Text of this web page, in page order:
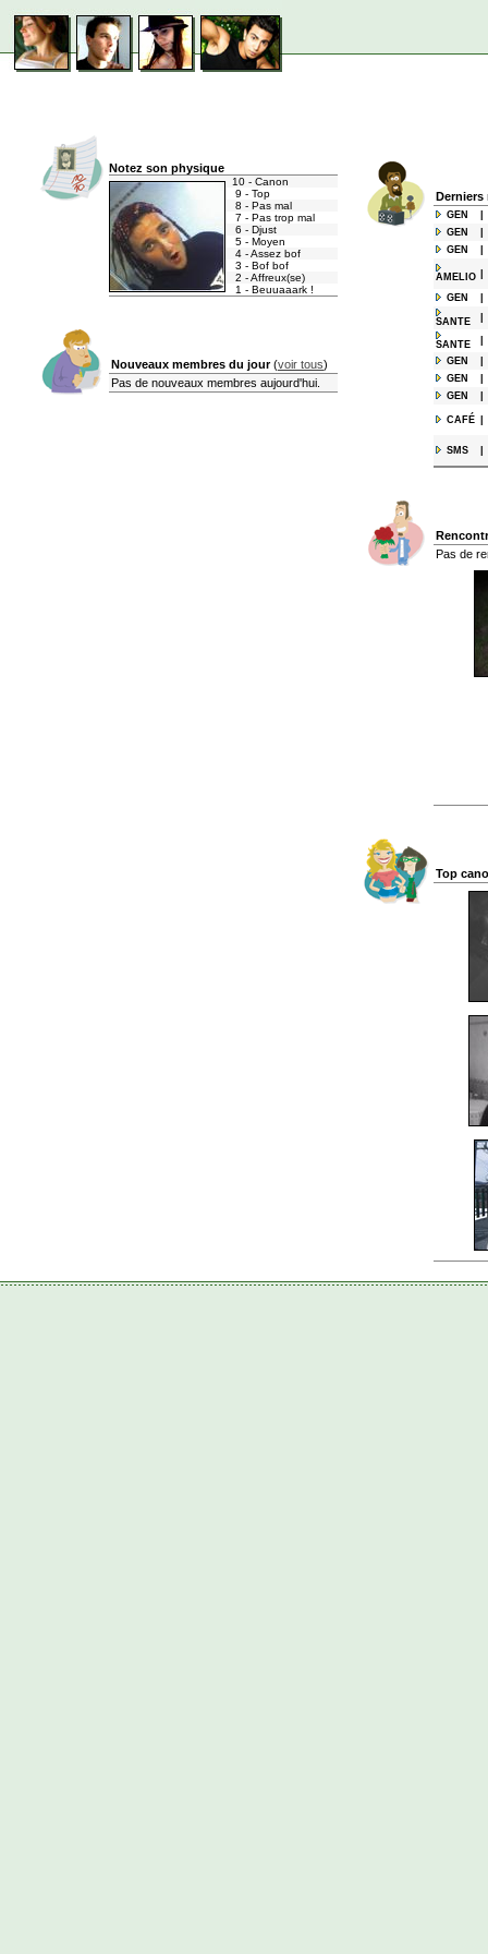
Notez son physique
10 - Canon
9 - Top
8 - Pas mal
7 - Pas trop mal
6 - Djust
5 - Moyen
4 - Assez bof
3 - Bof bof
2 - Affreux(se)
1 - Beuuaaark !
Nouveaux membres du jour(voir tous)
Pas de nouveaux membres aujourd'hui.
Derniers
GEN
GEN
GEN
AMELIO
GEN
SANTE
SANTE
GEN
GEN
GEN
CAFÉ
SMS
Pas de
Top